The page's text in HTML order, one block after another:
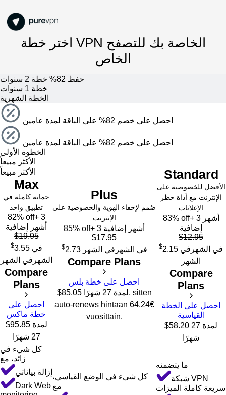
اختر خطة VPN الخاصة بك للتصفح
الخاص
حفظ 82%
خطة 2 سنوات
خطة 1 سنوات
الخطة الشهرية
احصل على خصم 82% على الباقة لمدة عامين
احصل على خصم 82% على الباقة لمدة عامين
الخطوة الأولى
الأكثر مبيعاً
الأكثر مبيعاً
Max
حماية كاملة في
تطبيق واحد
82% off+ 3
أشهر إضافية
$19.95
$3.55 في
الشهر في الشهر
Compare
Plans
احصل على
خطة ماكس
$95.85 لمدة
27 شهرًا
Plus
صُمم لإخفاء الهوية والخصوصية على
الإنترنت
85% off
+ 3 أشهر إضافية
$17.95
$2.73 في الشهر في الشهر
Compare Plans
احصل على خطة بلس
$85.05 لمدة 27 شهرًا, sitten
auto-renews hintaan 64,24€
vuosittain.
Standard
الأفضل للخصوصية على
الإنترنت مع أداة حظر
الإعلانات
83% off+ 3 أشهر
إضافية
$12.95
$2.15 في الشهر في
الشهر
Compare
Plans
احصل على الخطة
القياسية
$58.20 لمدة 27
شهرًا
كل شيء في
زائد، مع
إزالة بياناتي
Dark Web
كل شيء في الوضع القياسي،
مع
ما يتضمنه
شبكة VPN
سريعة كاملة الميزات